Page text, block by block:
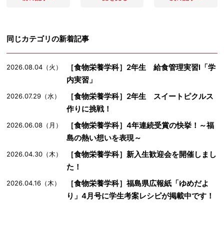
同じカテゴリの新着記事
2026.08.04（火）
［食物栄養学科］2年生 給食管理実習Ⅰ「学
内実習」
2026.07.29（水）
［食物栄養学科］2年生 スイートピクルス
作りに挑戦！
2026.06.08（月）
［食物栄養学科］4年連続受賞の快挙！～福
島の熱い想いを表現～
2026.04.30（木）
［食物栄養学科］新入生歓迎会を開催しまし
た！
2026.04.16（木）
［食物栄養学科］福島県広報紙「ゆめだよ
り」4月号に学生考案レシピが掲載中です！